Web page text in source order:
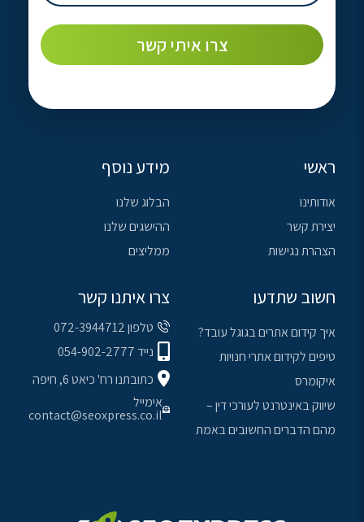
ראשי
אודותינו
יצירת קשר
הצהרת נגישות
מידע נוסף
הבלוג שלנו
ההישגים שלנו
ממליצים
חשוב שתדעו
איך קידום אתרים בגוגל עובד?
טיפים לקידום אתרי חנויות
איקומרס
שיווק באינטרנט לעורכי דין –
מהם הדברים החשובים באמת
צרו איתנו קשר
טלפון 072-3944712
נייד 054-902-2777
כתובתנו רח' כיאט 6, חיפה
אימייל
contact@seoxpress.co.il